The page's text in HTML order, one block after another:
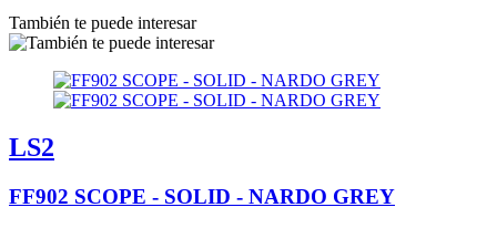
También te puede interesar
LS2
FF902 SCOPE - SOLID - NARDO GREY